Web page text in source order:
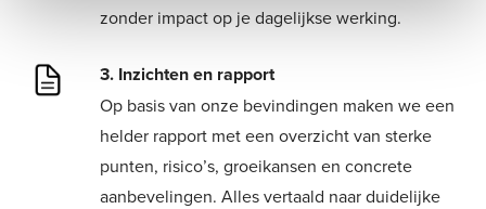
zonder impact op je dagelijkse werking.
3. Inzichten en rapport
Op basis van onze bevindingen maken we een
helder rapport met een overzicht van sterke
punten, risico’s, groeikansen en concrete
aanbevelingen. Alles vertaald naar duidelijke